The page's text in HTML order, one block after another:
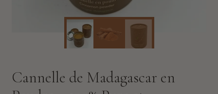
Cannelle de Madagascar en